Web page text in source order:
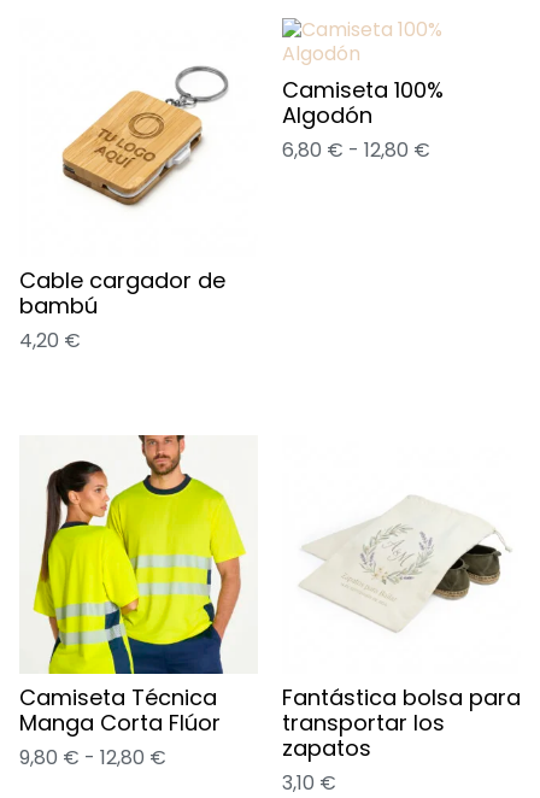
Cable cargador de
bambú
4,20 €
Camiseta 100%
Algodón
6,80 € - 12,80 €
Camiseta Técnica
Manga Corta Flúor
9,80 € - 12,80 €
Fantástica bolsa para
transportar los
zapatos
3,10 €